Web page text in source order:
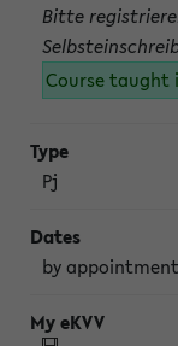
Bitte
Course taught
Pj
by appointment